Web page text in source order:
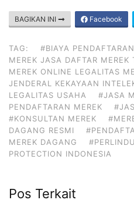
BAGIKAN INI Facebook
TAG: #BIAYA
MEREK JASA DAFTAR MEREK
MEREK ONLINE LEGALITAS
JENDERAL KEKAYAAN
LEGALITAS USAHA
#JASA
PENDAFTARAN MEREK
#KONSULTAN MEREK
DAGANG RESMI
MEREK DAGANG
PROTECTION INDONESIA
Pos Terkait